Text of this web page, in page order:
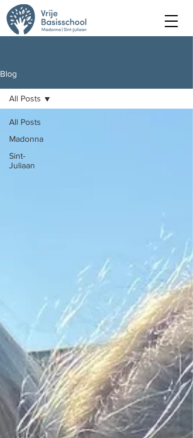
Blog
All Posts
Madonna
Sint-
Juliaan
All Posts